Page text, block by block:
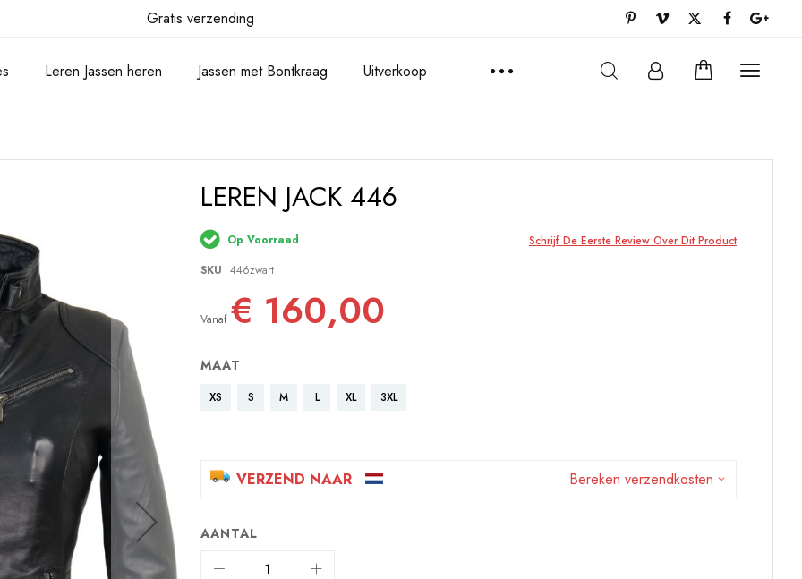
Gratis verzending
Leren Jassen heren Jassen met Bontkraag Uitverkoop
LEREN JACK 446
Schrijf De Eerste Review Over Dit Product
Op Voorraad
SKU 446zwart
Vanaf € 160,00
MAAT
XS S M L XL 3XL
VERZEND NAAR Bereken verzendkosten
AANTAL